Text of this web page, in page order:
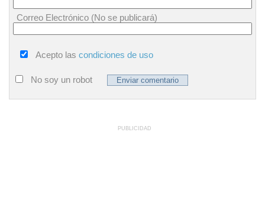
Correo Electrónico (No se publicará)
Acepto las condiciones de uso
No soy un robot
PUBLICIDAD